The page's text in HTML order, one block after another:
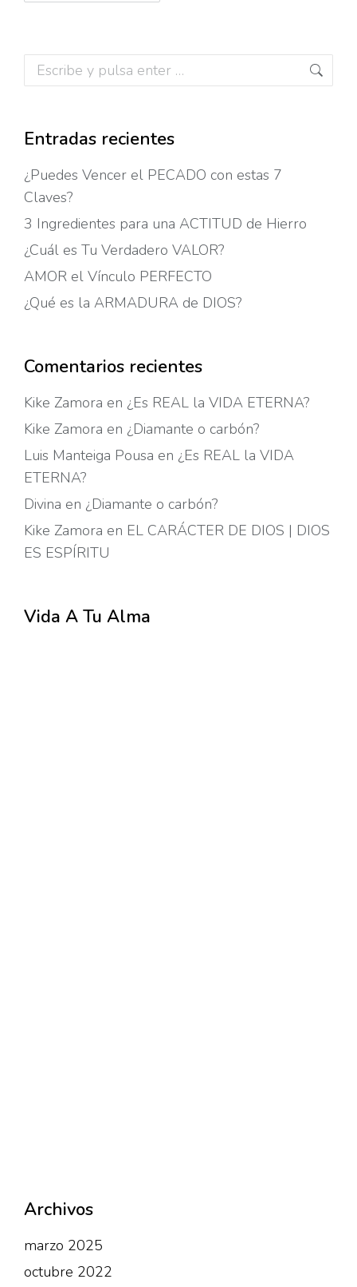
Buscar:
Entradas recientes
¿Puedes Vencer el PECADO con estas 7
Claves?
3 Ingredientes para una ACTITUD de Hierro
¿Cuál es Tu Verdadero VALOR?
AMOR el Vínculo PERFECTO
¿Qué es la ARMADURA de DIOS?
Comentarios recientes
Kike Zamora en ¿Es REAL la VIDA ETERNA?
Kike Zamora en ¿Diamante o carbón?
Luis Manteiga Pousa en ¿Es REAL la VIDA
ETERNA?
Divina en ¿Diamante o carbón?
Kike Zamora en EL CARÁCTER DE DIOS | DIOS
ES ESPÍRITU
Vida A Tu Alma
Archivos
marzo 2025
octubre 2022